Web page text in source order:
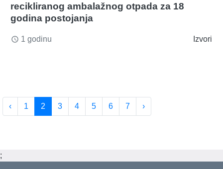
recikliranog ambalažnog otpada za 18
godina postojanja
access_time 1 godinu Izvori
‹ 1 2 3 4 5 6 7 ›
;